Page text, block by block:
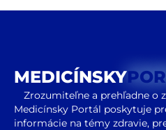
MEDICÍNSKY
Zrozumiteľne a prehľadne o
Medicínsky Portál poskytuje
informácie na témy zdravie,